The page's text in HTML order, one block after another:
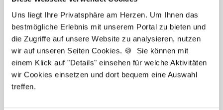
Uns liegt Ihre Privatsphäre am Herzen. Um Ihnen das
bestmögliche Erlebnis mit unserem Portal zu bieten und
die Zugriffe auf unsere Website zu analysieren, nutzen
wir auf unseren Seiten Cookies. 🍪 Sie können mit
einem Klick auf "Details" einsehen für welche Aktivitäten
wir Cookies einsetzen und dort bequem eine Auswahl
treffen.
Robert Braun